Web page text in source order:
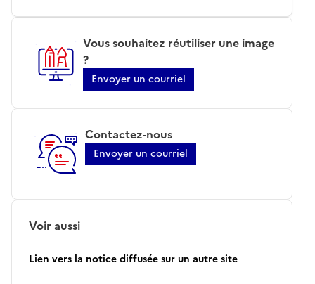
Vous souhaitez réutiliser une image
?
Envoyer un courriel
Contactez-nous
Envoyer un courriel
Voir aussi
Lien vers la notice diffusée sur un autre site